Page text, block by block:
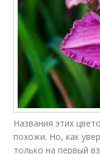
Названия этих
похожи. Но, как
только на первый